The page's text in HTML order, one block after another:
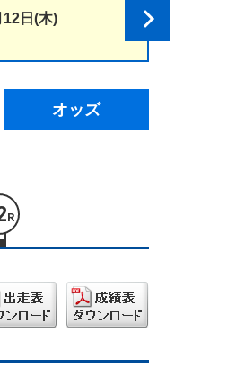
12日(木)
オッズ
R